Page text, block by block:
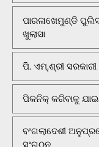
ପାରଳାଖେମୁଣ୍ଡି
ଖୁଲାସା
ପି. ଏମ୍.ଶ୍ରୀ
ପିକନିକ୍‌ କରିବାକୁ
ବଂଗଲାଦେଶୀ
ସଂଗଠନ